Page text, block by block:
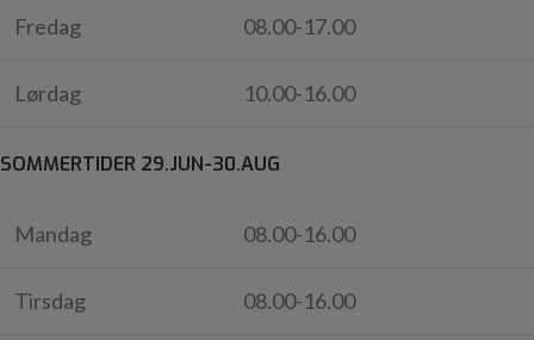
Fredag 08.00-17.00
Lørdag 10.00-16.00
SOMMERTIDER 29.JUN-30.AUG
Mandag 08.00-16.00
Tirsdag 08.00-16.00